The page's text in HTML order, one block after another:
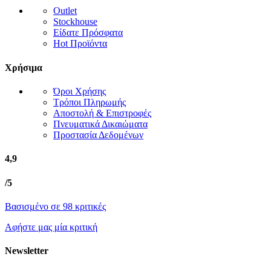
Outlet
Stockhouse
Είδατε Πρόσφατα
Hot Προϊόντα
Χρήσιμα
Όροι Χρήσης
Τρόποι Πληρωμής
Αποστολή & Επιστροφές
Πνευματικά Δικαιώματα
Προστασία Δεδομένων
4,9
/5
Βασισμένο σε 98 κριτικές
Αφήστε μας μία κριτική
Newsletter